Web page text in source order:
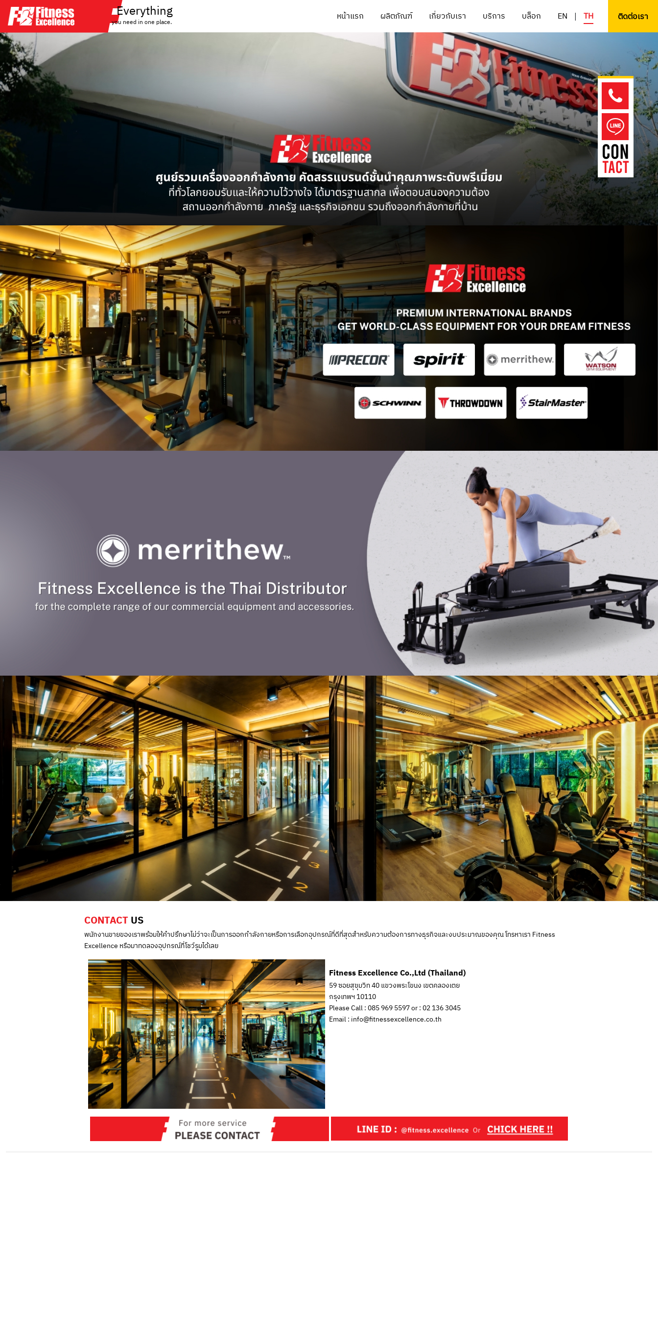
Everything
you need in one place. ติดต่อเรา
หน้าแรก ผลิตภัณฑ์ เกี่ยวกับเรา บริการ บล็อก EN | TH
CONTACTUS
พนักงานขายของเราพร้อมให้คำปรึกษาไม่ว่าจะเป็นการออกกำลังกายหรือการเลือกอุปกรณ์ที่ดีที่สุดสำหรับความต้องการทางธุรกิจและงบประมาณของคุณ โทรหาเรา Fitness
Excellence หรือมาทดลองอุปกรณ์ที่โชว์รูมได้เลย
Fitness Excellence Co.,Ltd (Thailand)
59 ซอยสุขุมวิท 40 แขวงพระโขนง เขตคลองเตย
กรุงเทพฯ 10110
Please Call : 085 969 5597 or : 02 136 3045
Email : info@fitnessexcellence.co.th